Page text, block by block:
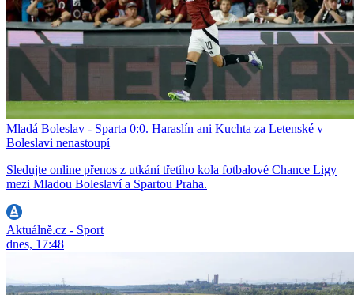
Mladá Boleslav - Sparta 0:0. Haraslín ani Kuchta za Letenské v
Boleslavi nenastoupí
Sledujte online přenos z utkání třetího kola fotbalové Chance Ligy
mezi Mladou Boleslaví a Spartou Praha.
Aktuálně.cz - Sport
dnes, 17:48